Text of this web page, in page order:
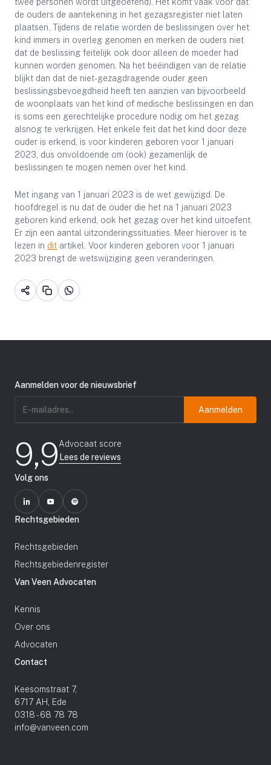
de ouders de aantekening in het gezagsregister niet laten
plaatsen. Tijdens de relatie worden de beslissingen over het
kind immers in overleg genomen en merken de ouders niet
dat de beslissing feitelijk ook door alleen de moeder had
kunnen worden genomen. Na het beëindigen van de relatie
blijkt dan dat de niet-gezagdragende ouder geen
beslissingsbevoegdheid heeft ten aanzien van bijvoorbeeld
de woonplaats van het kind of medische beslissingen en dan
is soms een gerechtelijke procedure nodig om het gezag
alsnog te verkrijgen. Het enkele feit dat het kind door deze
ouder is erkend, is voor kinderen geboren voor 1 januari
2023, dus onvoldoende om (ook) gezamenlijk de
beslissingen te mogen nemen over het kind.
Met ingang van 1 januari 2023 is de wet gewijzigd. De
hoofdregel is nu dat de ouder die het na 1 januari 2023
geboren kind erkend, ook het gezag over het kind uitoefent.
Er zijn een aantal uitzonderingssituaties. Meer hierover is te
lezen in dit artikel. Voor kinderen geboren voor 1 januari
2023 brengt de wetswijziging geen veranderingen.
Aanmelden voor de nieuwsbrief
9,9Advocaat score
Lees de reviews
Volg ons
Rechtsgebieden
Rechtsgebieden
Rechtsgebiedenregister
Van Veen Advocaten
Kennis
Over ons
Advocaten
Contact
Keesomstraat 7,
6717 AH, Ede
0318 - 68 78 78
info@vanveen.com